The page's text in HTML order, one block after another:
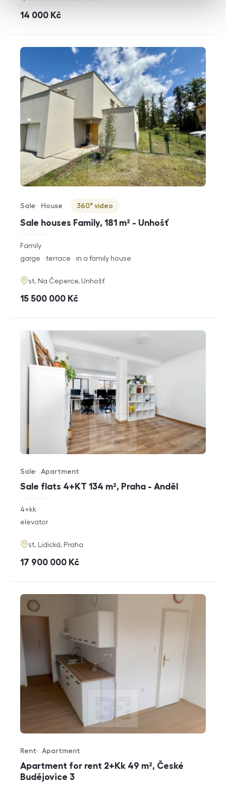
cena
14 000 Kč
Sale houses Family, 181 m² - Unhošť
Offer type
Sale
Property type
House
Virtuální prohlídka
360° video
rozměry
disposition
Family
funkce
garge terrace in a family house
adresa
st. Na Čeperce, Unhošť
cena
15 500 000 Kč
Sale flats 4+KT 134 m², Praha - Anděl
Offer type
Sale
Property type
Apartment
rozměry
4+kk
funkce
elevator
adresa
st. Lidická, Praha
cena
17 900 000 Kč
Apartment for rent 2+Kk 49 m², České
Budějovice 3
Offer type
Rent
Property type
Apartment